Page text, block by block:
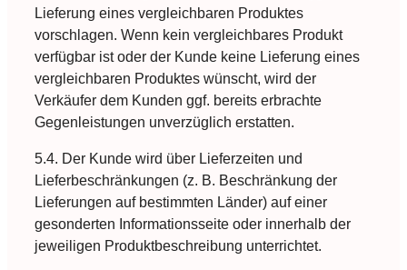
Lieferung eines vergleichbaren Produktes
vorschlagen. Wenn kein vergleichbares Produkt
verfügbar ist oder der Kunde keine Lieferung eines
vergleichbaren Produktes wünscht, wird der
Verkäufer dem Kunden ggf. bereits erbrachte
Gegenleistungen unverzüglich erstatten.
5.4. Der Kunde wird über Lieferzeiten und
Lieferbeschränkungen (z. B. Beschränkung der
Lieferungen auf bestimmten Länder) auf einer
gesonderten Informationsseite oder innerhalb der
jeweiligen Produktbeschreibung unterrichtet.